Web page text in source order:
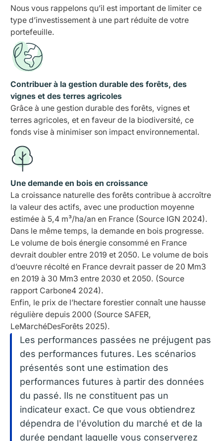
Nous vous rappelons qu’il est important de limiter ce
type d’investissement à une part réduite de votre
portefeuille.
Contribuer à la gestion durable des forêts, des
vignes et des terres agricoles
Grâce à une gestion durable des forêts, vignes et
terres agricoles, et en faveur de la biodiversité, ce
fonds vise à minimiser son impact environnemental.
Une demande en bois en croissance
La croissance naturelle des forêts contribue à accroître
la valeur des actifs, avec une production moyenne
estimée à 5,4 m³/ha/an en France (Source IGN 2024).
Dans le même temps, la demande en bois progresse.
Le volume de bois énergie consommé en France
devrait doubler entre 2019 et 2050. Le volume de bois
d’oeuvre récolté en France devrait passer de 20 Mm3
en 2019 à 30 Mm3 entre 2030 et 2050. (Source
rapport Carbone4 2024).
Enfin, le prix de l’hectare forestier connaît une hausse
régulière depuis 2000 (Source SAFER,
LeMarchéDesForêts 2025).
Les performances passées ne préjugent pas
des performances futures. Les scénarios
présentés sont une estimation des
performances futures à partir des données
du passé. Ils ne constituent pas un
indicateur exact. Ce que vous obtiendrez
dépendra de l'évolution du marché et de la
durée pendant laquelle vous conserverez